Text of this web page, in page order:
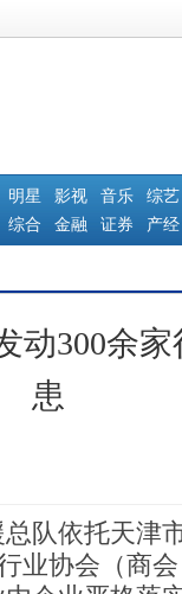
明星 影视 音乐
综艺
综合 金融 证券 产经
动300余
患
队依托天津
业协会（商